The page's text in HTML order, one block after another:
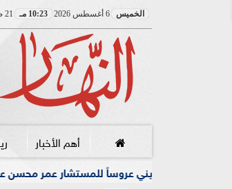
الخميس 6 أغسطس 2026 10:23 مـ 21 صفر 1448
أهم الأخبار
للمستشار عمر محسن عبد الكريم